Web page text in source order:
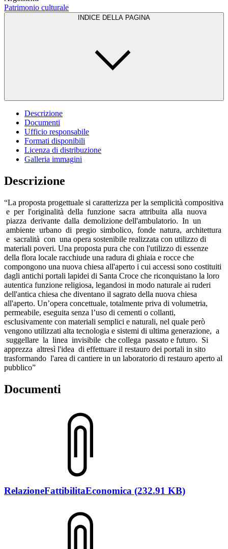
Patrimonio culturale
INDICE DELLA PAGINA
Descrizione
Documenti
Ufficio responsabile
Formati disponibili
Licenza di distribuzione
Galleria immagini
Descrizione
“La proposta progettuale si caratterizza per la semplicità compositiva
e per l'originalità della funzione sacra attribuita alla nuova
piazza derivante dalla demolizione dell'ambulatorio. In un
ambiente urbano di pregio simbolico, fonde natura, architettura
e sacralità con una opera sostenibile realizzata con utilizzo di
materiali poveri. Una proposta pura che con l'utilizzo di essenze
della flora locale racchiude una radura di ghiaia e rocce che
compongono una nuova chiesa all'aperto i cui accessi sono costituiti
dagli antichi portali lapidei di Santa Croce che riconquistano la loro
autentica funzione religiosa, legandosi in modo naturale ai ruderi
dell'antica chiesa che diventano il sagrato della nuova chiesa
all'aperto. Un’opera concettuale, totalmente priva di volumetria,
permeabile, eseguita senza l’uso di cementi o collanti,
esclusivamente con materiali semplici e naturali, nel quale però
vengono utilizzati alta tecnologia e sistemi di ultima generazione, a
suggellare la linea invisibile che collega passato e futuro. Si
apprezza altresì l'idea di effettuare il restauro dei portali in sito
trasformando l'area di cantiere in un laboratorio di restauro aperto al
pubblico”
Documenti
RelazioneFattibilitaEconomica (232.91 KB)